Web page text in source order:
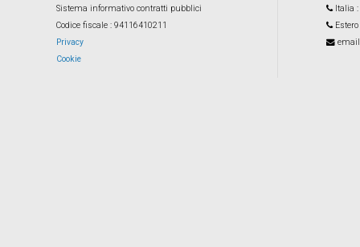
Sistema informativo contratti pubblici
Codice fiscale : 94116410211
Privacy
Cookie
Italia
Estero
email